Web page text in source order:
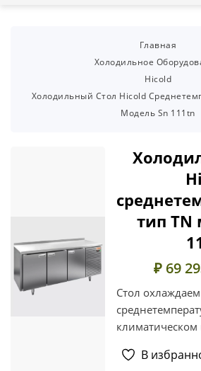
Главная
Холодильное
Hicold
Холодильный Стол Hicold
Модель Sn 111tn
тип TN
₽ 69
Стол
В